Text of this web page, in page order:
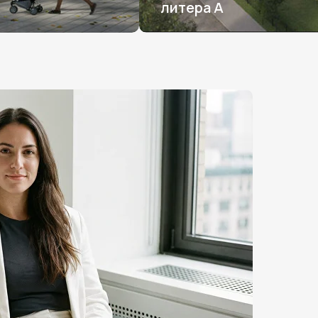
литера А